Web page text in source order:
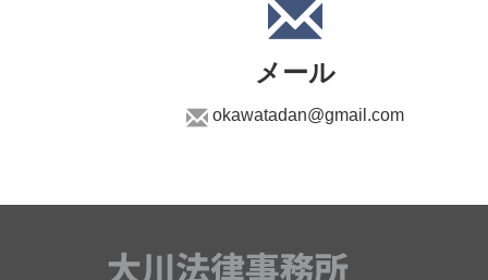
メール
okawatadan@gmail.com